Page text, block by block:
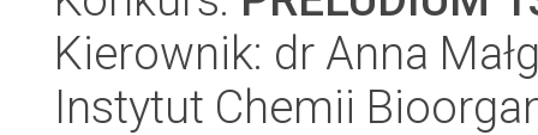
Kierownik: dr Anna
Instytut Chemii